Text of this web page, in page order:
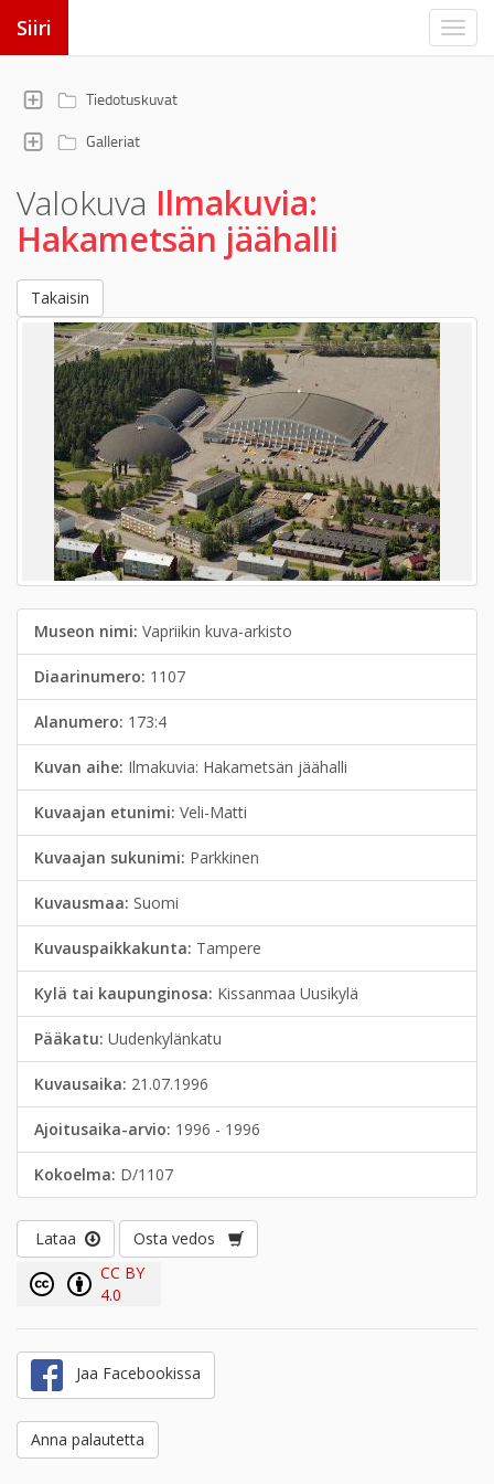
Siiri
Tiedotuskuvat
Galleriat
Valokuva Ilmakuvia:
Hakametsän jäähalli
Takaisin
Museon nimi: Vapriikin kuva-arkisto
Diaarinumero: 1107
Alanumero: 173:4
Kuvan aihe: Ilmakuvia: Hakametsän jäähalli
Kuvaajan etunimi: Veli-Matti
Kuvaajan sukunimi: Parkkinen
Kuvausmaa: Suomi
Kuvauspaikkakunta: Tampere
Kylä tai kaupunginosa: Kissanmaa Uusikylä
Pääkatu: Uudenkylänkatu
Kuvausaika: 21.07.1996
Ajoitusaika-arvio: 1996 - 1996
Kokoelma: D/1107
Lataa
Osta vedos
CC BY
4.0
Jaa Facebookissa
Anna palautetta